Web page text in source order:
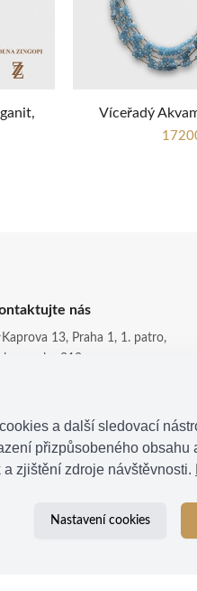
Víceřadý
nás
Kaprova 13, Praha 1, 1. patro,
a další sledovací
přizpůsobeného obsahu
zjištění zdroje návštěvnosti.
Nastavení cookies